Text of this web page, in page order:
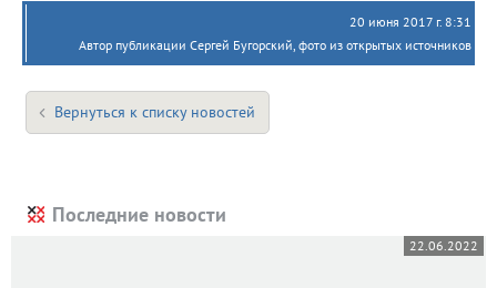
20 июня 2017 г. 8:31
Автор публикации Сергей Бугорский, фото из открытых источников
Вернуться к списку новостей
Последние новости
22.06.2022